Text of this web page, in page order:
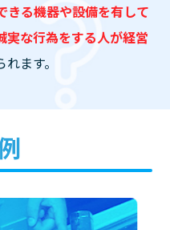
きる機器や設備を有して
実な行為をする人が経営
ます。